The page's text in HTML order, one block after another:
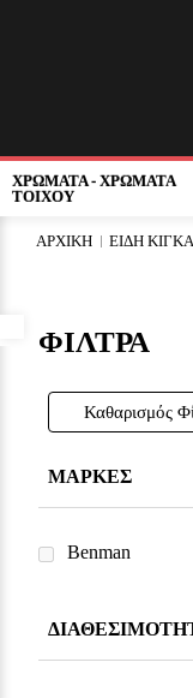
ΧΡΩΜΑΤΑ - ΧΡΩΜΑΤΑ
ΤΟΙΧΟΥ
ΑΡΧΙΚΗ ΕΙΔΗ
ΦΙΛΤΡΑ
Καθαρισμός
ΜΑΡΚΕΣ
Benman
Προσβασιμότητα